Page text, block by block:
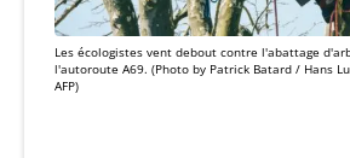
Les écologistes vent debout contre l'abattage
l'autoroute A69. (Photo by Patrick Batard / Hans
AFP)